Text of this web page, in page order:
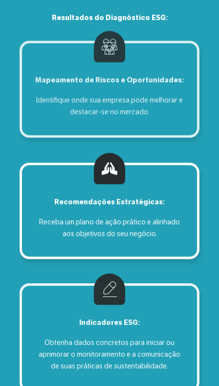
Resultados do Diagnóstico ESG:
Mapeamento de Riscos e Oportunidades:
Identifique onde sua empresa pode melhorar e
destacar-se no mercado.
Recomendações Estratégicas:
Receba um plano de ação prático e alinhado
aos objetivos do seu negócio.
Indicadores ESG:
Obtenha dados concretos para iniciar ou
aprimorar o monitoramento e a comunicação
de suas práticas de sustentabilidade.